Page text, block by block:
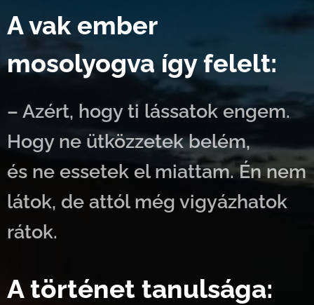
A vak ember
mosolyogva így felelt:
– Azért, hogy ti lássatok engem.
Hogy ne ütközzetek belém,
és ne essetek el miattam. Én nem
látok, de attól még vigyázhatok
rátok.
A történet tanulsága: